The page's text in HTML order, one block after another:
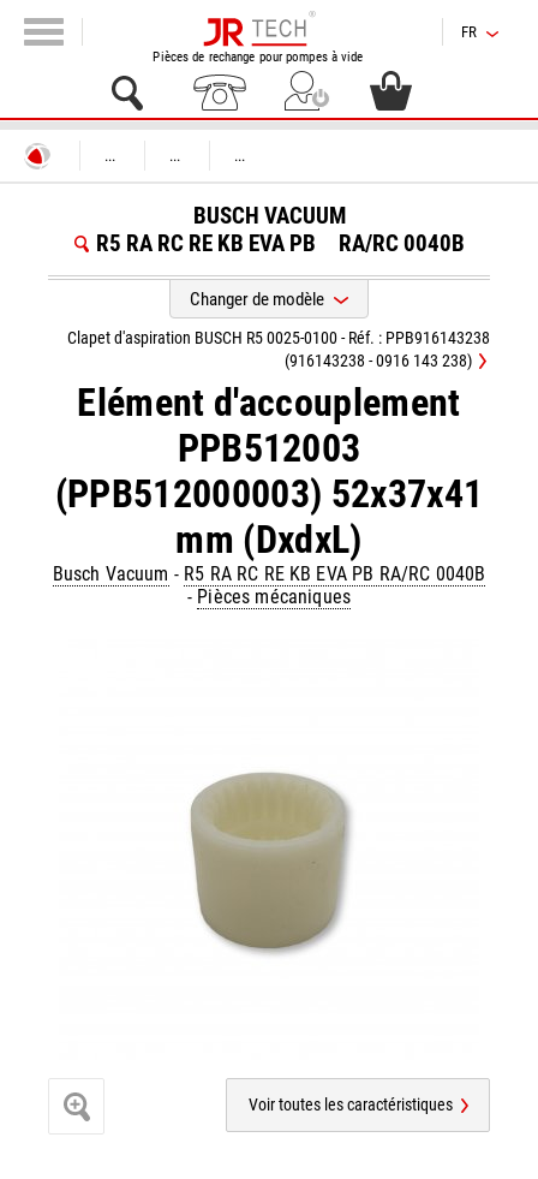
Pièces de rechange pour pompes à vide
FR
... ... ...
BUSCH VACUUM
R5 RA RC RE KB EVA PB
RA/RC 0040B
Changer de modèle
Elément d'accouplement
PPB512003
(PPB512000003) 52x37x41
mm (DxdxL)
Busch Vacuum - R5 RA RC RE KB EVA PB RA/RC 0040B
- Pièces mécaniques
Clapet d'aspiration BUSCH R5 0025-0100 - Réf. : PPB916143238
(916143238 - 0916 143 238)
Voir toutes les caractéristiques